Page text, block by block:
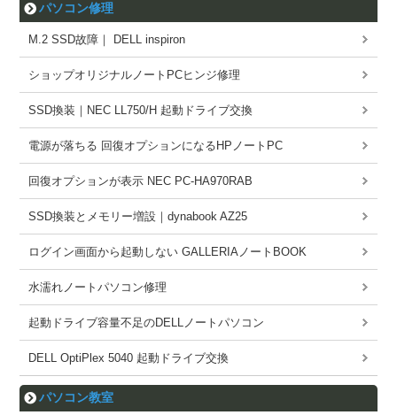
パソコン修理
M.2 SSD故障｜ DELL inspiron
ショップオリジナルノートPCヒンジ修理
SSD換装｜NEC LL750/H 起動ドライブ交換
電源が落ちる 回復オプションになるHPノートPC
回復オプションが表示 NEC PC-HA970RAB
SSD換装とメモリー増設｜dynabook AZ25
ログイン画面から起動しない GALLERIAノートBOOK
水濡れノートパソコン修理
起動ドライブ容量不足のDELLノートパソコン
DELL OptiPlex 5040 起動ドライブ交換
パソコン教室